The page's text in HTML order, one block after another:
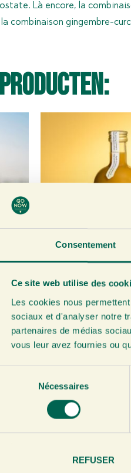
Consentement
Ce site web utilise des
Les cookies nous
sociaux et d'analyser notre
partenaires de médias
vous leur avez fournies ou
Nécessaires
REFUSER
Là encore, la
combinaison gingembre-
Liquid
€
VOIR &